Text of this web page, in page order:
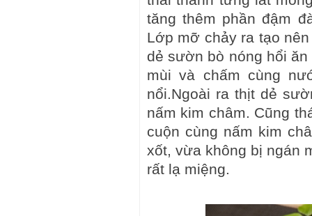
tăng thêm phần đậm
Lớp mỡ chảy ra tạo
dẻ sườn bò nóng hổi
mùi và chấm cùng
nổi.Ngoài ra thịt dẻ
nấm kim châm. Cũng
cuộn cùng nấm kim
xốt, vừa không bị ngán
rất lạ miệng.